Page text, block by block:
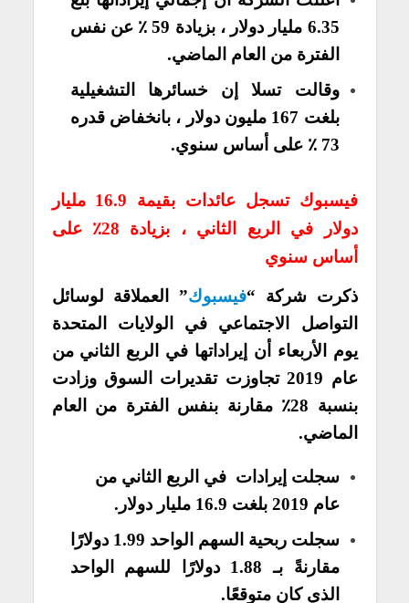
6.35 مليار دولار ، بزيادة 59 ٪ عن نفس
الفترة من العام الماضي.
وقالت تسلا إن خسائرها التشغيلية
بلغت 167 مليون دولار ، بانخفاض قدره
73 ٪ على أساس سنوي.
فيسبوك تسجل عائدات بقيمة 16.9 مليار
دولار في الربع الثاني ، بزيادة 28٪ على
أساس سنوي
ذكرت شركة “فيسبوك” العملاقة لوسائل
التواصل الاجتماعي في الولايات المتحدة
يوم الأربعاء أن إيراداتها في الربع الثاني من
عام 2019 تجاوزت تقديرات السوق وزادت
بنسبة 28٪ مقارنة بنفس الفترة من العام
الماضي.
سجلت إيرادات في الربع الثاني من
عام 2019 بلغت 16.9 مليار دولار.
سجلت ربحية السهم الواحد 1.99 دولارًا
مقارنةً بـ 1.88 دولارًا للسهم الواحد
الذي كان متوقعًا.